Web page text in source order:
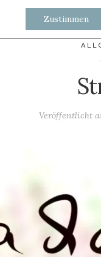
Veröffentlicht
Zustimmen